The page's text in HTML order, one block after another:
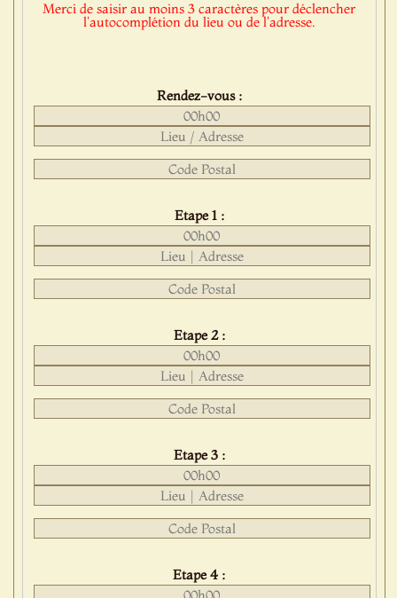
Merci de saisir au moins 3 caractères pour déclencher
l'autocomplétion du lieu ou de l'adresse.
Rendez-vous :
Etape 1 :
Etape 2 :
Etape 3 :
Etape 4 :